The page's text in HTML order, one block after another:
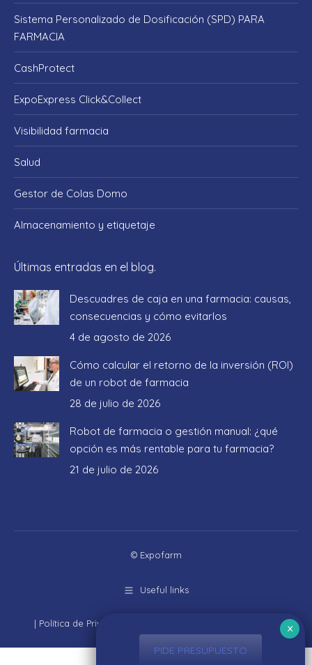
Sistema Personalizado de Dosificación (SPD) PARA
FARMACIA
CashProtect
ExpoExpress Click&Collect
Visibilidad farmacia
Salud
Gestor de Colas Domo
Almacenamiento y etiquetaje
Últimas entradas en el blog.
Descuadres de caja en una farmacia: causas,
consecuencias y cómo evitarlos
4 de agosto de 2026
Cómo calcular el retorno de la inversión (ROI)
de un robot de farmacia
28 de julio de 2026
Robot de farmacia o gestión manual: ¿qué
opción es más rentable para tu farmacia?
21 de julio de 2026
© Expofarm
Useful links
| Política de Privacidad
PIDE PRESUPUESTO